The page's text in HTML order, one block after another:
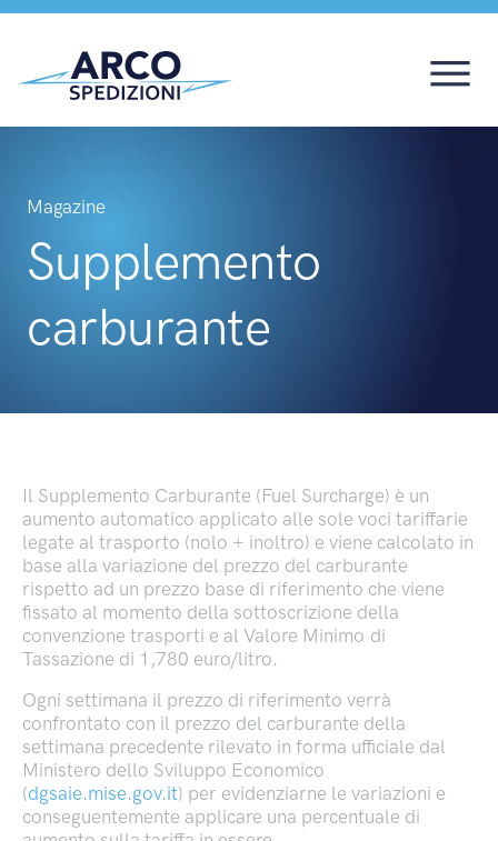
Magazine
Supplemento
carburante
Il Supplemento Carburante (Fuel Surcharge) è un
aumento automatico applicato alle sole voci tariffarie
legate al trasporto (nolo + inoltro) e viene calcolato in
base alla variazione del prezzo del carburante
rispetto ad un prezzo base di riferimento che viene
fissato al momento della sottoscrizione della
convenzione trasporti e al Valore Minimo di
Tassazione di 1,780 euro/litro.
Ogni settimana il prezzo di riferimento verrà
confrontato con il prezzo del carburante della
settimana precedente rilevato in forma ufficiale dal
Ministero dello Sviluppo Economico
(dgsaie.mise.gov.it) per evidenziarne le variazioni e
conseguentemente applicare una percentuale di